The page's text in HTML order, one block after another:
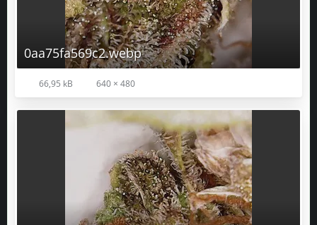
0aa75fa569c2.webp
66,95 kB 640 × 480